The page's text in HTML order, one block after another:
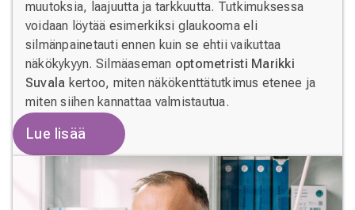
muutoksia, laajuutta ja tarkkuutta. Tutkimuksessa
voidaan löytää esimerkiksi glaukooma eli
silmänpainetauti ennen kuin se ehtii vaikuttaa
näkökykyyn. Silmäaseman optometristi Marikki
Suvala kertoo, miten näkökenttätutkimus etenee ja
miten siihen kannattaa valmistautua.
Lue lisää